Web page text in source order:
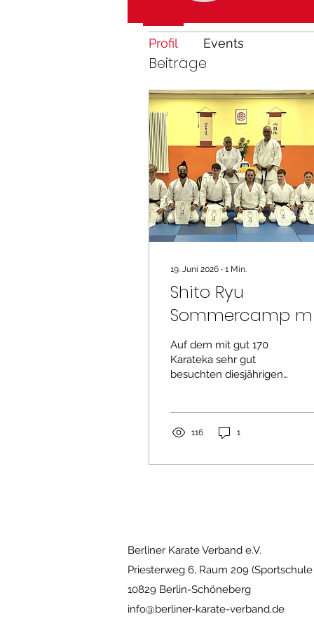
Beiträge
19. Juni 2026 ∙ 1 Min.
Shito Ryu
Sommercamp
DKV Dan-
Prüfungen
Auf dem mit gut 170
Karateka sehr gut
besuchten diesjährigen
am Samstag für 9
Danprüfungen statt.
Emilia Kracht, Moritz
Manoury, Nikolai
Strehober, Robin
Behnke, Davide
Finocchiaro, Daigoro
116 1
Profil Events
Berliner Karate Verband e.V.
Priesterweg 6, Raum 209
10829 Berlin-Schöneberg
info@berliner-karate-verband.de